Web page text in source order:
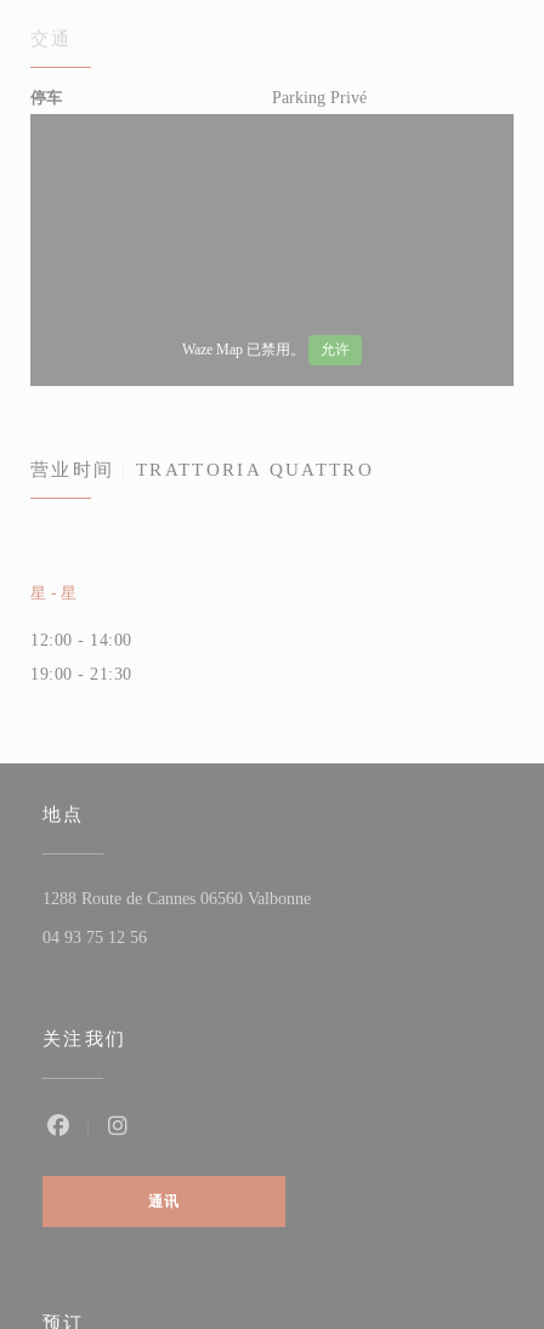
交通
停车 Parking Privé
Waze Map 已禁用。 允许
营业时间 TRATTORIA QUATTRO
星 - 星
12:00 - 14:00
19:00 - 21:30
地点
1288 Route de Cannes 06560 Valbonne((在新窗口中打开))
04 93 75 12 56
关注我们
通讯
预订